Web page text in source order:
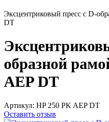
Эксцентриковый пресс с D-
DT
образной
AEP DT
Артикул: HP 250 PK AEP DT
Оставить отзыв